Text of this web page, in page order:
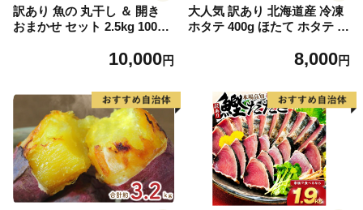
訳あり 魚の 丸干し ＆ 開き
おまかせ セット 2.5kg 10000
の ひらき 詰め合わせ 冷凍 丸
鰯 いわし イワシ 切り身 おつ
まみ おかず 惣菜 人気 珍味
グルメ 規格外 国産 新鮮 魚介
天然 乾き物 乾物 酒のあて 旬
季節 お中元 お歳暮 母の日 父
の日 武久海産 愛南町 愛媛県
10,000円
大人気 訳あり 北海道産 冷凍
ホタテ 400g ほたて ホタテ 帆
8,000円